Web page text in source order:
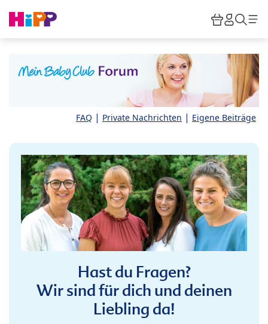
HiPP
FAQ | Private Nachrichten | Eigene Beiträge
Hast du Fragen?
Wir sind für dich und deinen
Liebling da!